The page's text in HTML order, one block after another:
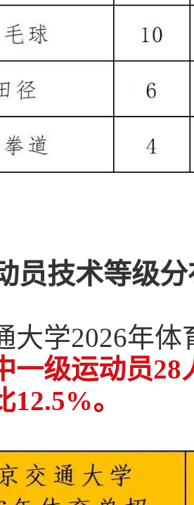
员技术等级
大学2026年
一级运动员28
12.5%。